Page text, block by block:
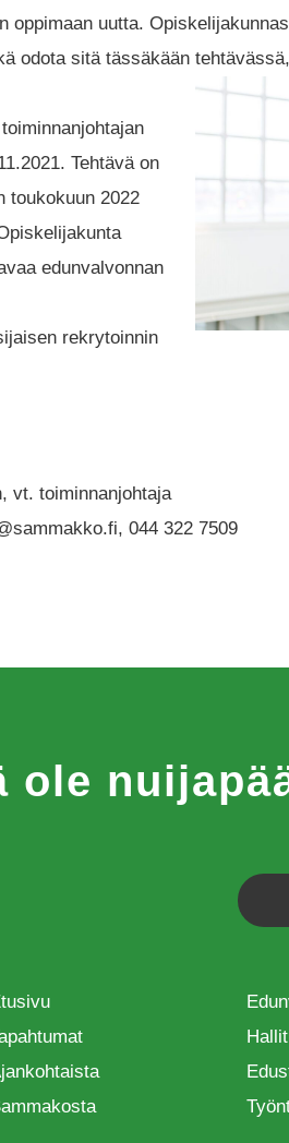
oppimaan uutta.
odota sitä tässäkään
Tehtävä on
toukokuun 2022
edunvalvonnan
rekrytoinnin
vt. toiminnanjohtaja
044 322 7509
ole